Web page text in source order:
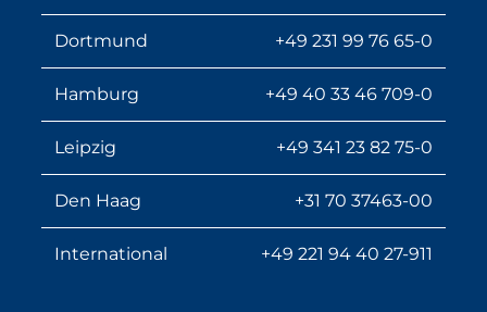
Dortmund +49 231 99 76 65-0
Hamburg +49 40 33 46 709-0
Leipzig +49 341 23 82 75-0
Den Haag +31 70 37463-00
International +49 221 94 40 27-911